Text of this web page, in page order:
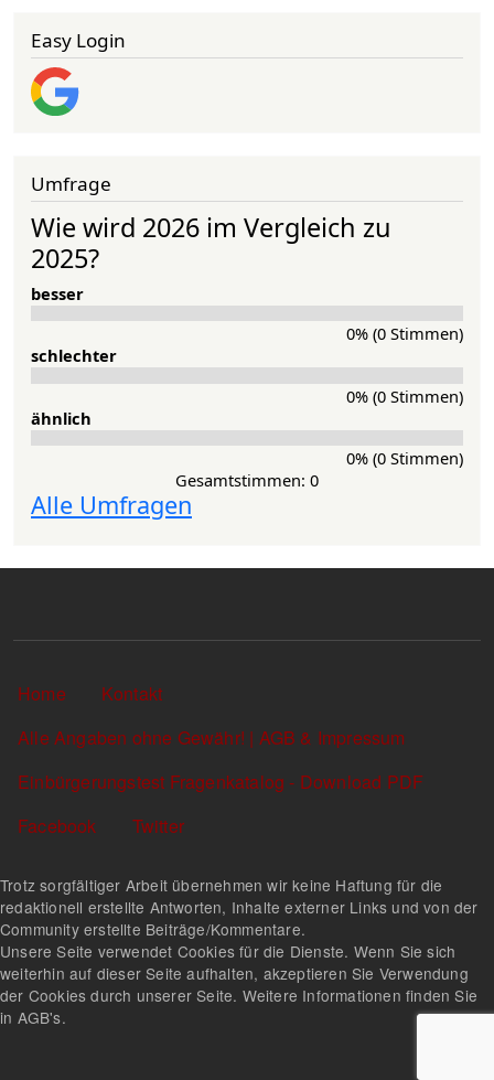
Easy Login
Umfrage
Wie wird 2026 im Vergleich zu
2025?
besser
0% (0 Stimmen)
schlechter
0% (0 Stimmen)
ähnlich
0% (0 Stimmen)
Gesamtstimmen: 0
Alle Umfragen
Sekundärlinks
Home
Kontakt
Alle Angaben ohne Gewähr! | AGB & Impressum
Einbürgerungstest Fragenkatalog - Download PDF
Facebook
Twitter
Trotz sorgfältiger Arbeit übernehmen wir keine Haftung für die
redaktionell erstellte Antworten, Inhalte externer Links und von der
Community erstellte Beiträge/Kommentare.
Unsere Seite verwendet Cookies für die Dienste. Wenn Sie sich
weiterhin auf dieser Seite aufhalten, akzeptieren Sie Verwendung
der Cookies durch unserer Seite. Weitere Informationen finden Sie
in AGB's.